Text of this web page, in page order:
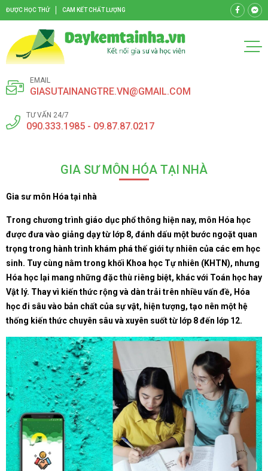
ĐƯỢC HỌC THỬ CAM KẾT CHẤT LƯỢNG
EMAIL
GIASUTAINANGTRE.VN@GMAIL.COM
TƯ VẤN 24/7
090.333.1985 - 09.87.87.0217
GIA SƯ MÔN HÓA TẠI NHÀ
Gia sư môn Hóa tại nhà
Trong chương trình giáo dục phổ thông hiện nay, môn Hóa học
được đưa vào giảng dạy từ lớp 8, đánh dấu một bước ngoặt quan
trọng trong hành trình khám phá thế giới tự nhiên của các em học
sinh. Tuy cùng nằm trong khối Khoa học Tự nhiên (KHTN), nhưng
Hóa học lại mang những đặc thù riêng biệt, khác với Toán học hay
Vật lý. Thay vì kiến thức rộng và dàn trải trên nhiều vấn đề, Hóa
học đi sâu vào bản chất của sự vật, hiện tượng, tạo nên một hệ
thống kiến thức chuyên sâu và xuyên suốt từ lớp 8 đến lớp 12.